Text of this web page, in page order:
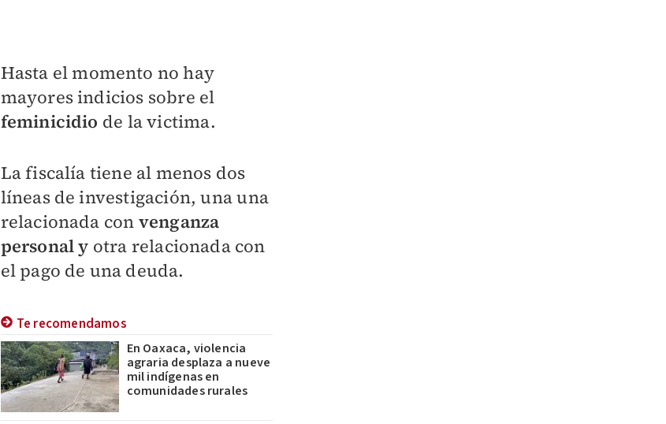
Hasta el momento no hay
mayores indicios sobre el
feminicidio de la victima.
La fiscalía tiene al menos dos
líneas de investigación, una una
relacionada con venganza
personal y otra relacionada con
el pago de una deuda.
Te recomendamos
En Oaxaca, violencia
agraria desplaza a nueve
mil indígenas en
comunidades rurales